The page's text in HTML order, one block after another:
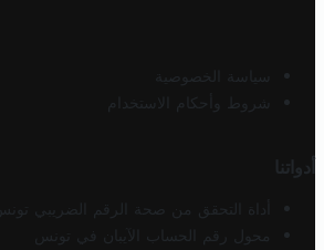
سياسة الخصوصية
شروط وأحكام الاستخدام
أدواتنا
أداة التحقق من صحة الرقم الضريبي تونس
محول رقم الحساب الآيبان في تونس